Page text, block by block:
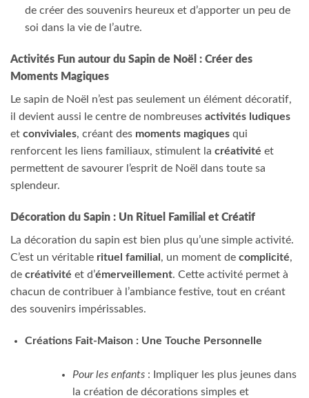
de créer des souvenirs heureux et d’apporter un peu de
soi dans la vie de l’autre.
Activités Fun autour du Sapin de Noël : Créer des
Moments Magiques
Le sapin de Noël n’est pas seulement un élément décoratif,
il devient aussi le centre de nombreuses activités ludiques
et conviviales, créant des moments magiques qui
renforcent les liens familiaux, stimulent la créativité et
permettent de savourer l’esprit de Noël dans toute sa
splendeur.
Décoration du Sapin : Un Rituel Familial et Créatif
La décoration du sapin est bien plus qu’une simple activité.
C’est un véritable rituel familial , un moment de complicité,
de créativité et d’émerveillement. Cette activité permet à
chacun de contribuer à l’ambiance festive, tout en créant
des souvenirs impérissables.
Créations Fait-Maison : Une Touche Personnelle
Pour les enfants: Impliquer les plus jeunes dans
la création de décorations simples et